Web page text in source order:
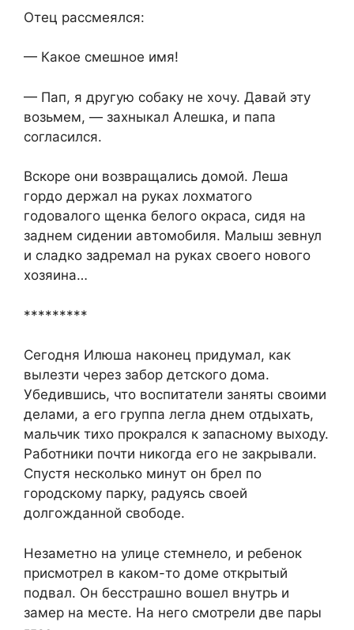
Отец рассмеялся:
— Какое смешное имя!
— Пап, я другую собаку не хочу. Давай эту
возьмем, — захныкал Алешка, и папа
согласился.
Вскоре они возвращались домой. Леша
гордо держал на руках лохматого
годовалого щенка белого окраса, сидя на
заднем сидении автомобиля. Малыш зевнул
и сладко задремал на руках своего нового
хозяина…
*********
Сегодня Илюша наконец придумал, как
вылезти через забор детского дома.
Убедившись, что воспитатели заняты своими
делами, а его группа легла днем отдыхать,
мальчик тихо прокрался к запасному выходу.
Работники почти никогда его не закрывали.
Спустя несколько минут он брел по
городскому парку, радуясь своей
долгожданной свободе.
Незаметно на улице стемнело, и ребенок
присмотрел в каком-то доме открытый
подвал. Он бесстрашно вошел внутрь и
замер на месте. На него смотрели две пары